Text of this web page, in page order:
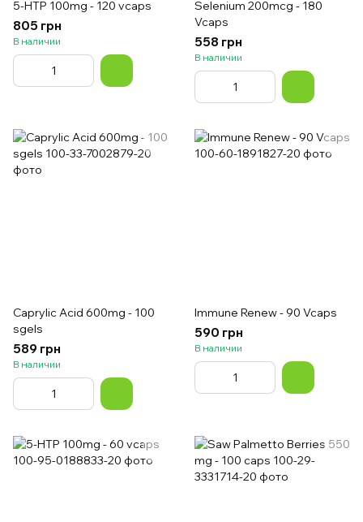
5-HTP 100mg - 120 vcaps
805 грн
В наличии
Selenium 200mcg - 180
Vcaps
558 грн
В наличии
Caprylic Acid 600mg - 100
sgels
589 грн
В наличии
Immune Renew - 90 Vcaps
590 грн
В наличии